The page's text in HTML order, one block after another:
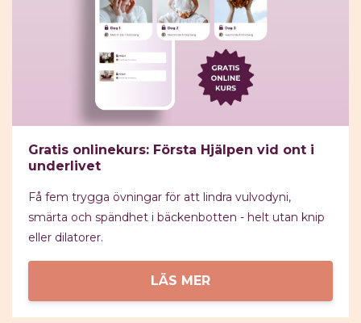
Gratis onlinekurs: Första Hjälpen vid ont i
underlivet
Få fem trygga övningar för att lindra vulvodyni,
smärta och spändhet i bäckenbotten - helt utan knip
eller dilatorer.
LÄS MER